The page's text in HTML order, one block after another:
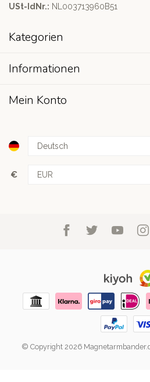
USt-IdNr.: NL003713960B51
Kategorien
Informationen
Mein Konto
€
© Copyright 2026